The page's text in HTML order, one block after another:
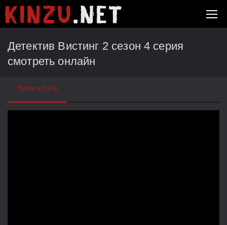
Детектив Вистинг 2 сезон 4 серия
смотреть онлайн
Кубик в Кубе